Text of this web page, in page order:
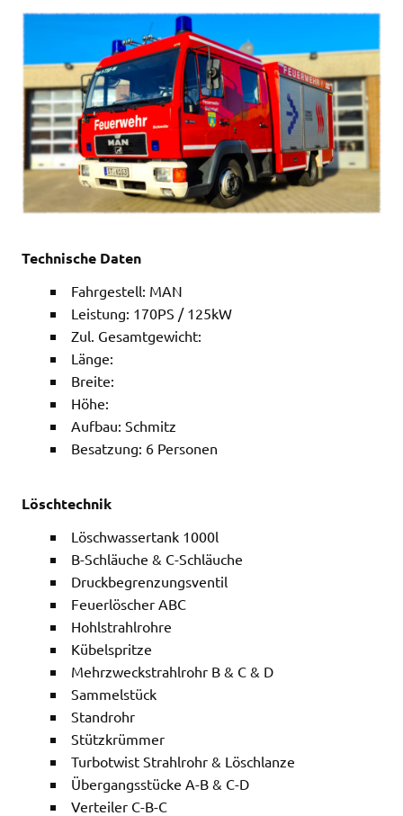
Technische Daten
Fahrgestell: MAN
Leistung: 170PS / 125kW
Zul. Gesamtgewicht:
Länge:
Breite:
Höhe:
Aufbau: Schmitz
Besatzung: 6 Personen
Löschtechnik
Löschwassertank 1000l
B-Schläuche & C-Schläuche
Druckbegrenzungsventil
Feuerlöscher ABC
Hohlstrahlrohre
Kübelspritze
Mehrzweckstrahlrohr B & C & D
Sammelstück
Standrohr
Stützkrümmer
Turbotwist Strahlrohr & Löschlanze
Übergangsstücke A-B & C-D
Verteiler C-B-C